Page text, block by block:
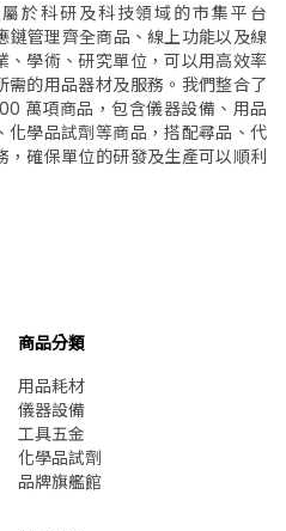
於科研及科技領域的市集平台
管理齊全商品、線上功能以及線
學術、研究單位，可以用高效率
的用品器材及服務。我們整合了
萬項商品，包含儀器設備、用品
學品試劑等商品，搭配尋品、代
確保單位的研發及生產可以順利
商品分類
用品耗材
儀器設備
工具五金
化學品試劑
品牌旗艦館